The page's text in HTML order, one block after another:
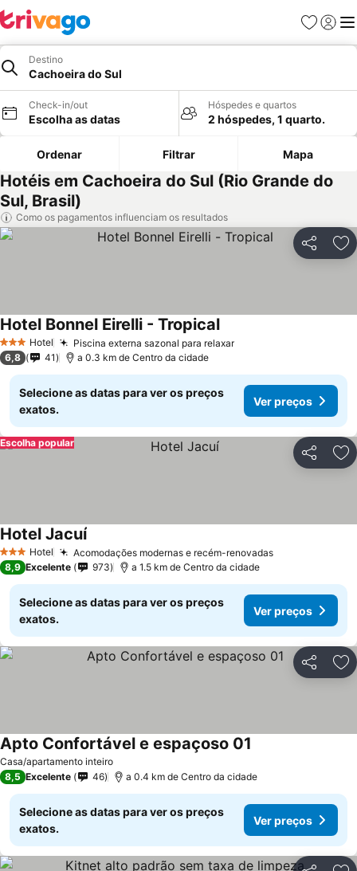
Favoritos
Iniciar
Destino
Cachoeira do Sul
Check-in/out
Escolha as datas
Hóspedes e quartos
2 hóspedes, 1 quarto.
Ordenar Filtrar Mapa
Hotéis em Cachoeira do Sul (Rio Grande do
Sul, Brasil)
Como os pagamentos influenciam os resultados
Partilhar
3 EstrelasHotel Piscina externa sazonal para relaxar
Hotel Bonnel Eirelli - Tropical
6,8 41 a 0.3 km de Centro da cidade
Selecione as datas para ver os preços
exatos.
Ver preços
Partilhar
Escolha popular
3 EstrelasHotel Acomodações modernas e recém-renovadas
Hotel Jacuí
8,9 Excelente 973 a 1.5 km de Centro da cidade
Selecione as datas para ver os preços
exatos.
Ver preços
Partilhar
Casa/apartamento inteiro
Apto Confortável e espaçoso 01
8,5 Excelente 46 a 0.4 km de Centro da cidade
Selecione as datas para ver os preços
exatos.
Ver preços